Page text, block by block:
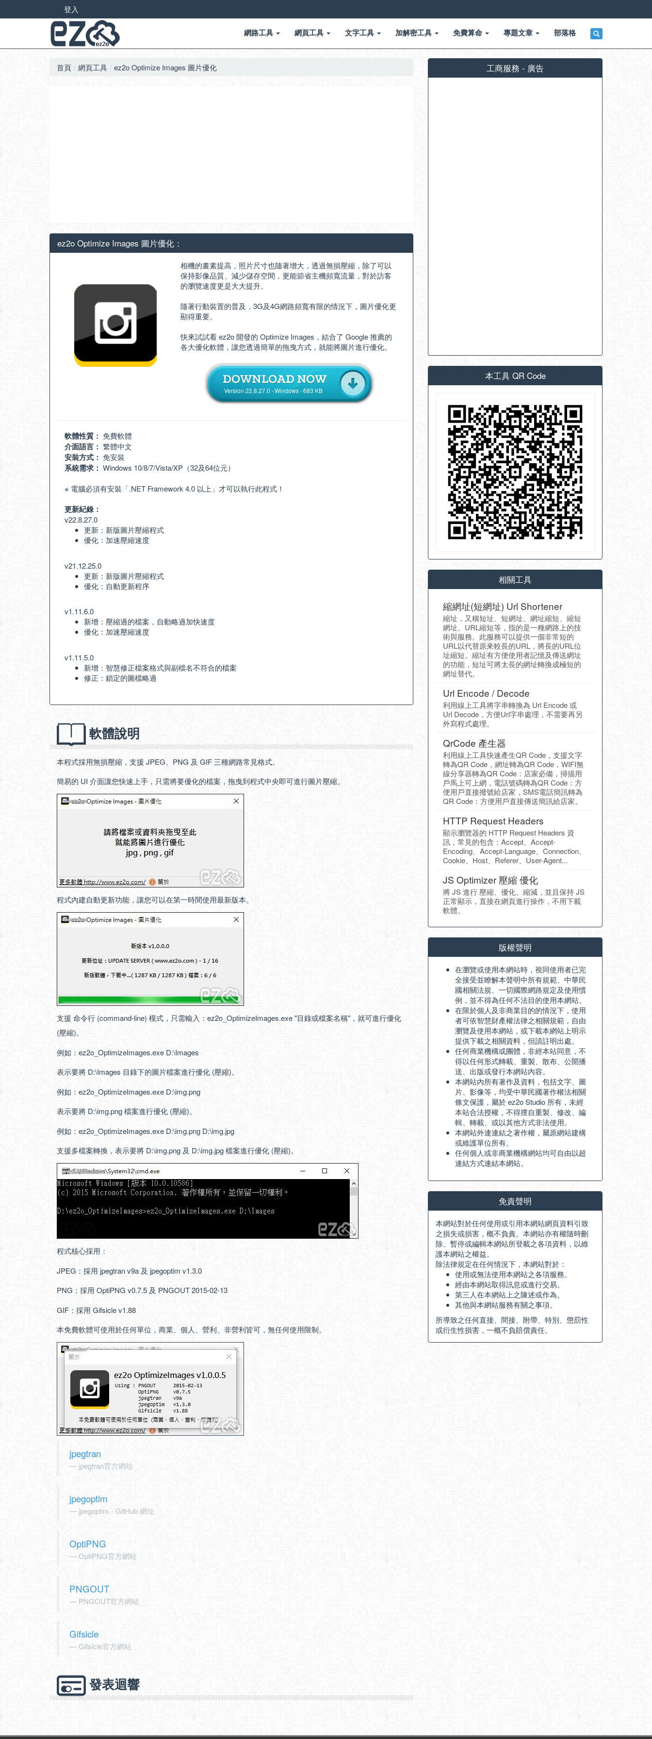
登入
網路工具 網頁工具 文字工具 加解密工具 免費算命 專題文章 部落格
首頁 網頁工具 ez2o Optimize Images 圖片優化
ez2o Optimize Images 圖片優化：
相機的畫素提高，照片尺寸也隨著增大，透過無損壓縮，除了可以
保持影像品質、減少儲存空間，更能節省主機頻寬流量，對於訪客
的瀏覽速度更是大大提升。
隨著行動裝置的普及，3G及4G網路頻寬有限的情況下，圖片優化更
顯得重要。
快來試試看 ez2o 開發的 Optimize Images，結合了 Google 推薦的
各大優化軟體，讓您透過簡單的拖曳方式，就能將圖片進行優化。
Version 22.8.27.0 ‧ Windows ‧ 683 KB
軟體性質： 免費軟體
介面語言： 繁體中文
安裝方式： 免安裝
系統需求： Windows 10/8/7/Vista/XP（32及64位元）
※ 電腦必須有安裝「.NET Framework 4.0 以上 」才可以執行此程式！
更新紀錄：
v22.8.27.0
更新：新版圖片壓縮程式
優化：加速壓縮速度
v21.12.25.0
更新：新版圖片壓縮程式
優化：自動更新程序
v1.11.6.0
新增：壓縮過的檔案，自動略過加快速度
優化：加速壓縮速度
v1.11.5.0
新增：智慧修正檔案格式與副檔名不符合的檔案
修正：鎖定的圖檔略過
軟體說明
本程式採用無損壓縮，支援 JPEG、PNG 及 GIF 三種網路常見格式。
簡易的 UI 介面讓您快速上手，只需將要優化的檔案，拖曳到程式中央即可進行圖片壓縮。
程式內建自動更新功能，讓您可以在第一時間使用最新版本。
支援 命令行 (command-line) 模式，只需輸入：ez2o_OptimizeImages.exe "目錄或檔案名稱"，就可進行優化
(壓縮)。
例如：ez2o_OptimizeImages.exe D:\Images
表示要將 D:\Images 目錄下的圖片檔案進行優化 (壓縮)。
例如：ez2o_OptimizeImages.exe D:\img.png
表示要將 D:\img.png 檔案進行優化 (壓縮)。
例如：ez2o_OptimizeImages.exe D:\img.png D:\img.jpg
支援多檔案轉換，表示要將 D:\img.png 及 D:\img.jpg 檔案進行優化 (壓縮)。
程式核心採用：
JPEG：採用 jpegtran v9a 及 jpegoptim v1.3.0
PNG：採用 OptiPNG v0.7.5 及 PNGOUT 2015-02-13
GIF：採用 Gifsicle v1.88
本免費軟體可使用於任何單位，商業、個人、營利、非營利皆可，無任何使用限制。
jpegtran
jpegtran官方網站
jpegoptim
jpegoptim - GitHub 網址
OptiPNG
OptiPNG官方網站
PNGOUT
PNGOUT官方網站
Gifsicle
Gifsicle官方網站
發表迴響
工商服務 - 廣告
本工具 QR Code
相關工具
縮網址(短網址) Url Shortener
縮址，又稱短址、短網址、網址縮短、縮短
網址、URL縮短等，指的是一種網路上的技
術與服務。此服務可以提供一個非常短的
URL以代替原來較長的URL，將長的URL位
址縮短。縮址有方便使用者記憶及傳送網址
的功能，短址可將太長的網址轉換成極短的
網址替代。
Url Encode / Decode
利用線上工具將字串轉換為 Url Encode 或
Url Decode，方便Url字串處理，不需要再另
外寫程式處理。
QrCode 產生器
利用線上工具快速產生QR Code，支援文字
轉為QR Code，網址轉為QR Code，WIFI無
線分享器轉為QR Code：店家必備，掃描用
戶馬上可上網，電話號碼轉為QR Code：方
便用戶直接撥號給店家，SMS電話簡訊轉為
QR Code：方便用戶直接傳送簡訊給店家。
HTTP Request Headers
顯示瀏覽器的 HTTP Request Headers 資
訊，常見的包含：Accept、Accept-
Encoding、Accept-Language、Connection、
Cookie、Host、Referer、User-Agent...
JS Optimizer 壓縮 優化
將 JS 進行 壓縮、優化、縮減，並且保持 JS
正常顯示，直接在網頁進行操作，不用下載
軟體。
版權聲明
在瀏覽或使用本網站時，視同使用者已完
全接受並瞭解本聲明中所有規範、中華民
國相關法規、一切國際網路規定及使用慣
例，並不得為任何不法目的使用本網站。
在限於個人及非商業目的的情況下，使用
者可依智慧財產權法律之相關規範，自由
瀏覽及使用本網站，或下載本網站上明示
提供下載之相關資料，但請註明出處。
任何商業機構或團體，非經本站同意，不
得以任何形式轉載、重製、散布、公開播
送、出版或發行本網站內容。
本網站內所有著作及資料，包括文字、圖
片、影像等，均受中華民國著作權法相關
條文保護，屬於 ez2o Studio 所有，未經
本站合法授權，不得擅自重製、修改、編
輯、轉載、或以其他方式非法使用。
本網站外連連結之著作權，屬原網站建構
或維護單位所有。
任何個人或非商業機構網站均可自由以超
連結方式連結本網站。
免責聲明
本網站對於任何使用或引用本網站網頁資料引致
之損失或損害，概不負責。本網站亦有權隨時刪
除、暫停或編輯本網站所登載之各項資料，以維
護本網站之權益。
除法律規定在任何情況下，本網站對於：
使用或無法使用本網站之各項服務。
經由本網站取得訊息或進行交易。
第三人在本網站上之陳述或作為。
其他與本網站服務有關之事項。
所導致之任何直接、間接、附帶、特別、懲罰性
或衍生性損害，一概不負賠償責任。